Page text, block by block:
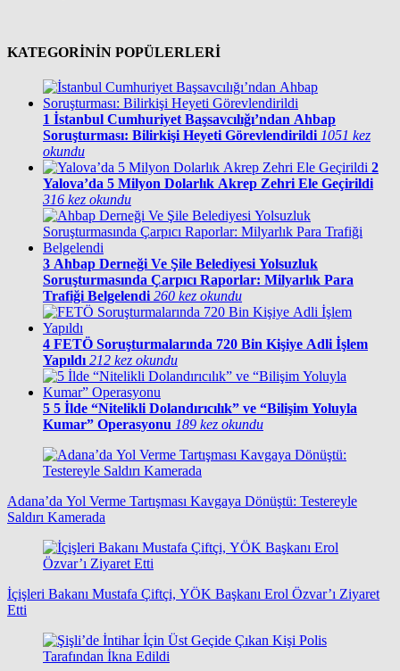
KATEGORİNİN POPÜLERLERİ
1 İstanbul Cumhuriyet Başsavcılığı’ndan Ahbap
Soruşturması: Bilirkişi Heyeti Görevlendirildi 1051 kez
okundu
2
Yalova’da 5 Milyon Dolarlık Akrep Zehri Ele Geçirildi
316 kez okundu
3 Ahbap Derneği Ve Şile Belediyesi Yolsuzluk
Soruşturmasında Çarpıcı Raporlar: Milyarlık Para
Trafiği Belgelendi 260 kez okundu
4 FETÖ Soruşturmalarında 720 Bin Kişiye Adli İşlem
Yapıldı 212 kez okundu
5 5 İlde “Nitelikli Dolandırıcılık” ve “Bilişim Yoluyla
Kumar” Operasyonu 189 kez okundu
Adana’da Yol Verme Tartışması Kavgaya Dönüştü: Testereyle
Saldırı Kamerada
İçişleri Bakanı Mustafa Çiftçi, YÖK Başkanı Erol Özvar’ı Ziyaret
Etti